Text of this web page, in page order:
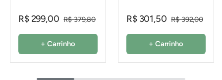
R$ 299,00 R$ 379,80
+ Carrinho
R$ 301,50 R$ 392,00
+ Carrinho